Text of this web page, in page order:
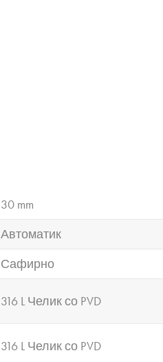
30 mm
Автоматик
Сафирно
316 L Челик со PVD
316 L Челик со PVD